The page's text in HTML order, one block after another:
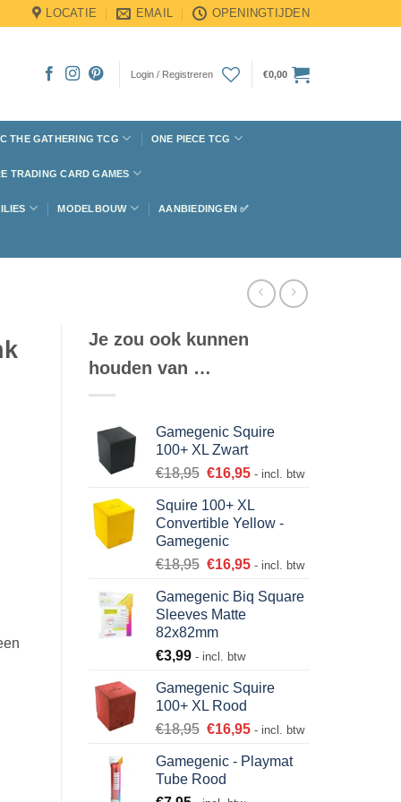
LOCATIE EMAIL OPENINGTIJDEN
Login / Registreren €0,00
THE GATHERING TCG ONE PIECE TCG
TRADING CARD GAMES
MODELBOUW AANBIEDINGEN ✅
Je zou ook kunnen
houden van …
Gamegenic Squire
100+ XL Zwart
€18,95 €16,95 - incl. btw
Squire 100+ XL
Convertible Yellow -
Gamegenic
€18,95 €16,95 - incl. btw
Gamegenic Biq Square
Sleeves Matte
82x82mm
€3,99 - incl. btw
Gamegenic Squire
100+ XL Rood
€18,95 €16,95 - incl. btw
Gamegenic - Playmat
Tube Rood